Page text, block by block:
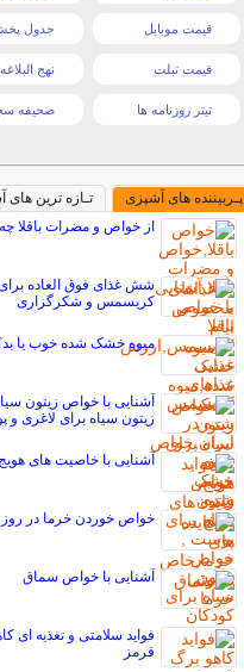
قیمت موبایل جدول
قیمت تبلت نهج البلاغه
تیتر روزنامه ها صحیفه
پـربیننده های آشپزی
تـازه ترین های
از خواص و مضرات باقلا
شش غذای فوق العاده برای
کریسمس و شکرگزاری
ميوه خشک شده خوب يا
آشنایی با خواص زیتون
زیتون سیاه برای لاغری
آشنایی با خاصیت های هویج
خواص خوردن خرما در روز
آشنایی با خواص سماق
فواید سلامتی و تغذیه ای
قرمز